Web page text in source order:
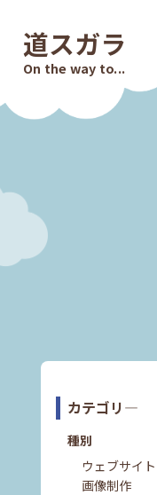
道スガラ
On the way to...
カテゴリ―
種別
ウェブサイト
画像制作